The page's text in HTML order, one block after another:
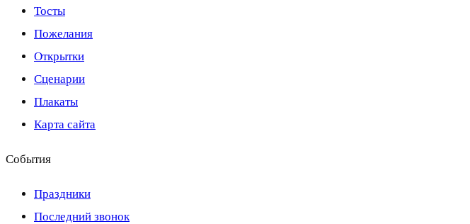
Тосты
Пожелания
Открытки
Сценарии
Плакаты
Карта сайта
События
Праздники
Последний звонок